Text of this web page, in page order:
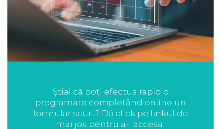
Știai că poți efectua rapid o
programare completând online un
formular scurt? Dă click pe linkul de
mai jos pentru a-l accesa!